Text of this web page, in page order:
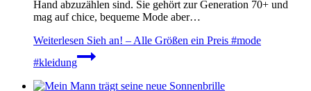
Hand abzuzählen sind. Sie gehört zur Generation 70+ und
mag auf chice, bequeme Mode aber…
Weiterlesen Sieh an! – Alle Größen ein Preis #mode
#kleidung